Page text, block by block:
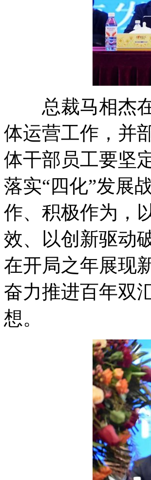
总裁马相杰在
体运营工作，并
体干部员工要坚
落实“四化”发展
作、积极作为，
效、以创新驱动
在开局之年展现
奋力推进百年双
想。